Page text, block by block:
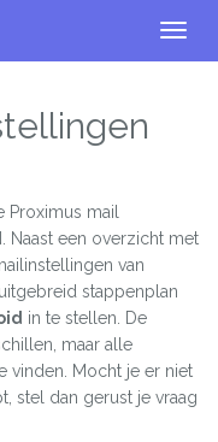
mail
. Naast een overzicht met
van
stappenplan
in te stellen. De
maar alle
vinden. Mocht je er niet
stel dan gerust je vraag